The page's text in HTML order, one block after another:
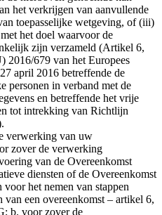
het verkrijgen van aanvullende
toepasselijke wetgeving, of (iii)
het doel waarvoor de
zijn verzameld (Artikel 6,
2016/679 van het Europees
april 2016 betreffende de
personen in verband met de
en betreffende het vrije
tot intrekking van Richtlijn
verwerking van uw
zover de verwerking
van de Overeenkomst
diensten of de Overeenkomst
het nemen van stappen
van een overeenkomst – artikel 6,
b. voor zover de